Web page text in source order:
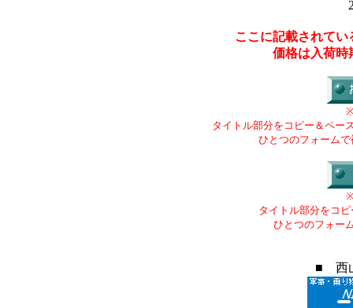
ここに記載されて
価格は入荷時
タイトル部分をコピー＆ペー
ひとつのフォーム
タイトル部分をコ
ひとつのフォー
■ 西